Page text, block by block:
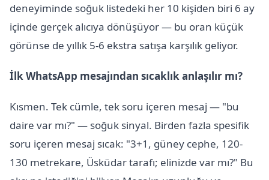
deneyiminde soğuk listedeki her 10 kişiden biri 6 ay
içinde gerçek alıcıya dönüşüyor — bu oran küçük
görünse de yıllık 5-6 ekstra satışa karşılık geliyor.
İlk WhatsApp mesajından sıcaklık anlaşılır mı?
Kısmen. Tek cümle, tek soru içeren mesaj — "bu
daire var mı?" — soğuk sinyal. Birden fazla spesifik
soru içeren mesaj sıcak: "3+1, güney cephe, 120-
130 metrekare, Üsküdar tarafı; elinizde var mı?" Bu